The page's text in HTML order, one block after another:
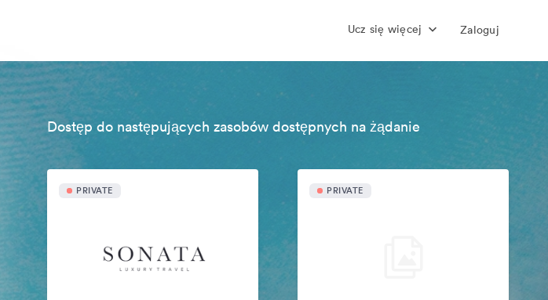
Ucz się więcej Zaloguj
Dostęp do następujących zasobów dostępnych na żądanie
PRIVATE PRIVATE